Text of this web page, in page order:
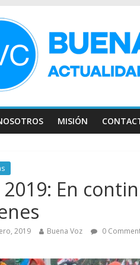
MISIÓN
2019: En
2019 Buena Voz 0